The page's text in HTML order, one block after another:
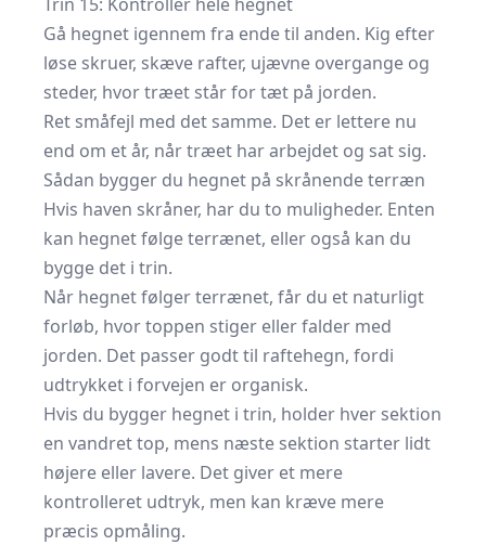
Gå hegnet igennem fra ende til anden. Kig efter
løse skruer, skæve rafter, ujævne overgange og
steder, hvor træet står for tæt på jorden.
Ret småfejl med det samme. Det er lettere nu
end om et år, når træet har arbejdet og sat sig.
Sådan bygger du hegnet på skrånende terræn
Hvis haven skråner, har du to muligheder. Enten
kan hegnet følge terrænet, eller også kan du
bygge det i trin.
Når hegnet følger terrænet, får du et naturligt
forløb, hvor toppen stiger eller falder med
jorden. Det passer godt til raftehegn, fordi
udtrykket i forvejen er organisk.
Hvis du bygger hegnet i trin, holder hver sektion
en vandret top, mens næste sektion starter lidt
højere eller lavere. Det giver et mere
kontrolleret udtryk, men kan kræve mere
præcis opmåling.